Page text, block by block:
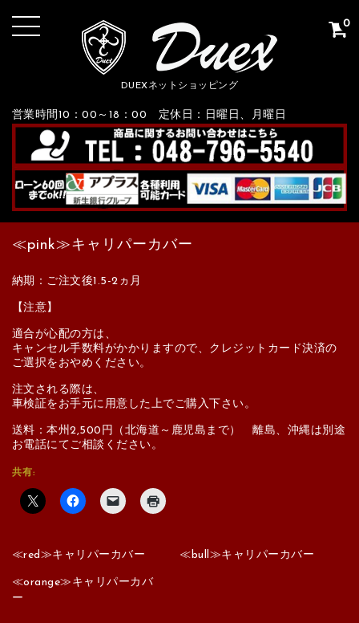
DUEXネットショッピング
営業時間10：00～18：00 定休日：日曜日、月曜日
0
≪pink≫キャリパーカバー
納期：ご注文後1.5-2ヵ月
【注意】
適合が心配の方は、
キャンセル手数料がかかりますので、クレジットカード決済の
ご選択をおやめください。
注文される際は、
車検証をお手元に用意した上でご購入下さい。
送料：本州2,500円（北海道～鹿児島まで） 離島、沖縄は別途
お電話にてご相談ください。
共有:
≪red≫キャリパーカバー ≪bull≫キャリパーカバー
≪orange≫キャリパーカバ
ー